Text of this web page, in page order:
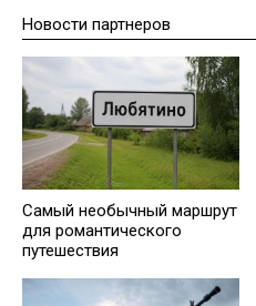
Новости партнеров
Самый необычный маршрут
для романтического
путешествия